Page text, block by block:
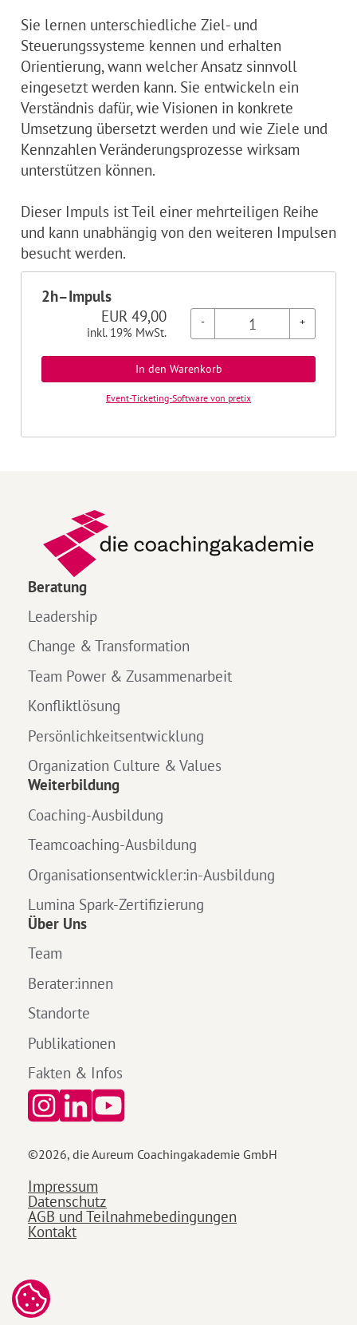
Sie lernen unterschiedliche Ziel- und
Steuerungssysteme kennen und erhalten
Orientierung, wann welcher Ansatz sinnvoll
eingesetzt werden kann. Sie entwickeln ein
Verständnis dafür, wie Visionen in konkrete
Umsetzung übersetzt werden und wie Ziele und
Kennzahlen Veränderungsprozesse wirksam
unterstützen können.
Dieser Impuls ist Teil einer mehrteiligen Reihe
und kann unabhängig von den weiteren Impulsen
besucht werden.
2h–Impuls
EUR 49,00
inkl. 19% MwSt.
- +
In den Warenkorb
Event-Ticketing-Software von pretix
Beratung
Leadership
Change & Transformation
Team Power & Zusammenarbeit
Konfliktlösung
Persönlichkeitsentwicklung
Organization Culture & Values
Weiterbildung
Coaching-Ausbildung
Teamcoaching-Ausbildung
Organisationsentwickler:in-Ausbildung
Lumina Spark-Zertifizierung
Über Uns
Team
Berater:innen
Standorte
Publikationen
Fakten & Infos
©2026, die Aureum Coachingakademie GmbH
Impressum
Datenschutz
AGB und Teilnahmebedingungen
Kontakt